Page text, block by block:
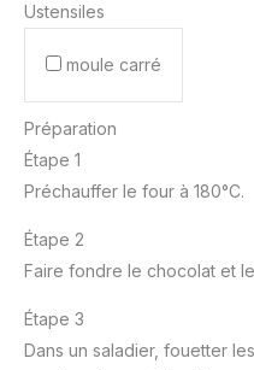
Ustensiles
moule carré
Préparation
Étape 1
Préchauffer le four à 180°C.
Étape 2
Faire fondre le chocolat et
Étape 3
Dans un saladier, fouetter